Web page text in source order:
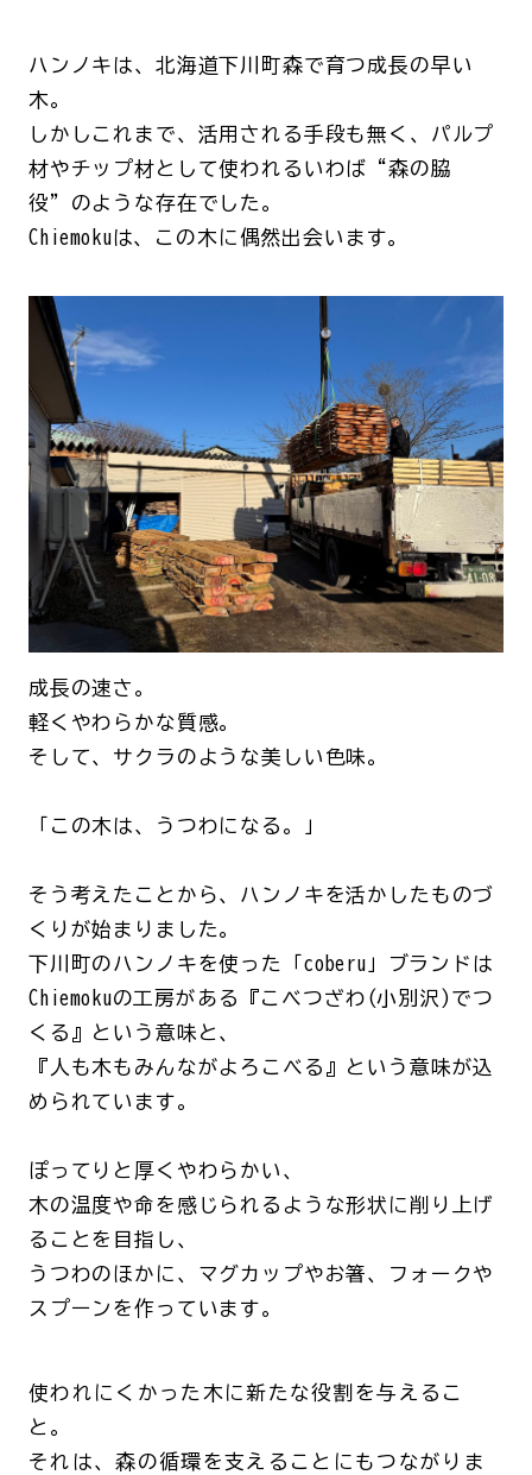
ハンノキは、北海道下川町森で育つ成長の早い
木。
しかしこれまで、活用される手段も無く、パルプ
材やチップ材として使われるいわば“森の脇
役”のような存在でした。
Chiemokuは、この木に偶然出会います。
成長の速さ。
軽くやわらかな質感。
そして、サクラのような美しい色味。
「この木は、うつわになる。」
そう考えたことから、ハンノキを活かしたものづ
くりが始まりました。
下川町のハンノキを使った「coberu」ブランドは
Chiemokuの工房がある『こべつざわ(小別沢)でつ
くる』という意味と、
『人も木もみんながよろこべる』という意味が込
められています。
ぽってりと厚くやわらかい、
木の温度や命を感じられるような形状に削り上げ
ることを目指し、
うつわのほかに、マグカップやお箸、フォークや
スプーンを作っています。
使われにくかった木に新たな役割を与えるこ
と。
それは、森の循環を支えることにもつながりま